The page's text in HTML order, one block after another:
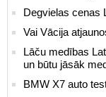
Degvielas cenas
Vai Vācija
Lāču medības
un būtu jāsāk
BMW X7 auto